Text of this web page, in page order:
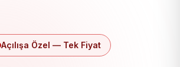
Açılışa Özel — Tek Fiyat